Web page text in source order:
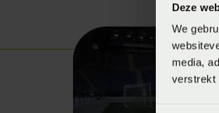
Deze
We
media,
verstrekt